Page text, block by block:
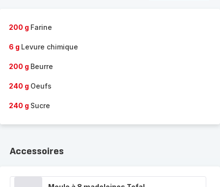
200 g Farine
6 g Levure chimique
200 g Beurre
240 g Oeufs
240 g Sucre
Accessoires